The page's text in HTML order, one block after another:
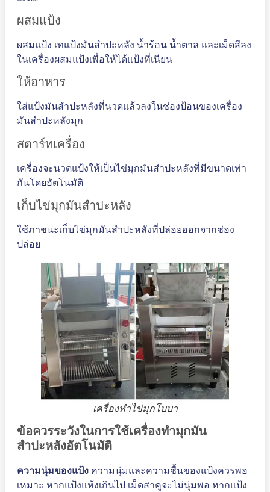
ผสมแป้ง
ผสมแป้ง เทแป้งมันสำปะหลัง น้ำร้อน น้ำตาล และเม็ดสีลง
ในเครื่องผสมแป้งเพื่อให้ได้แป้งที่เนียน
ให้อาหาร
ใส่แป้งมันสำปะหลังที่นวดแล้วลงในช่องป้อนของเครื่อง
มันสำปะหลังมุก
สตาร์ทเครื่อง
เครื่องจะนวดแป้งให้เป็นไข่มุกมันสำปะหลังที่มีขนาดเท่า
กันโดยอัตโนมัติ
เก็บไข่มุกมันสำปะหลัง
ใช้ภาชนะเก็บไข่มุกมันสำปะหลังที่ปล่อยออกจากช่อง
ปล่อย
เครื่องทำไข่มุกโบบา
ข้อควรระวังในการใช้เครื่องทำมุกมัน
สำปะหลังอัตโนมัติ
ความนุ่มของแป้ง ความนุ่มและความชื้นของแป้งควรพอ
เหมาะ หากแป้งแห้งเกินไป เม็ดสาคูจะไม่นุ่มพอ หากแป้ง